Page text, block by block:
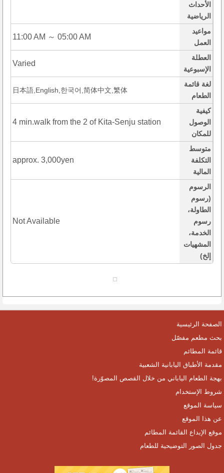
الأحداث
الرياضية
مواعيد
العمل
11:00 AM ～ 05:00 AM
العطلة
الإسبوعية
Varied
لغة قائمة
الطعام
日本語,English,한국어,简体中文,繁体
كيفية
الوصول
للمكان
4 min.walk from the 2 of Kita-Senju station
متوسط
التكلفة
المالية
approx. 3,000yen
الرسوم
(رسوم
الطاولة،
رسوم
الخدمة،
المشهيات
إلخ)
Not Available
الصفحة الرئيسية
بحث مطعم مفصّل
قائمة المطائم
مقدمة الأطباق اليابانية الشعبية
بهجة الطعام الياباني من خلال القصص المصوّرة!
شروط الإستخدام
سياسة الموقع
عن هذا الموقع
موقع الإيداع القائمة المطائم
جدول الصور التوضيحية للطعام